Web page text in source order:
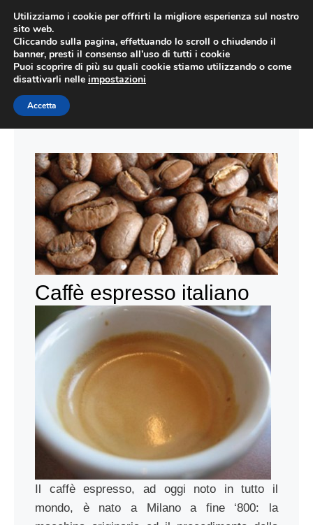
contenuto
caffe
Caffè espresso italiano
Il caffè espresso, ad oggi noto in tutto il
mondo, è nato a Milano a fine ‘800: la
Utilizziamo i cookie per offrirti la migliore esperienza sul nostro
sito web.
Cliccando sulla pagina, effettuando lo scroll o chiudendo il
banner, presti il consenso all’uso di tutti i cookie
Puoi scoprire di più su quali cookie stiamo utilizzando o come
disattivarli nelle impostazioni
Accetta